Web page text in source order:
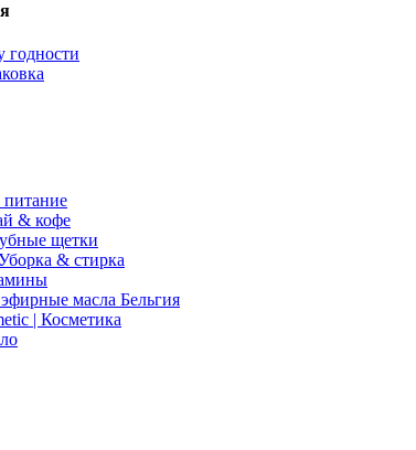
годности
питание
& кофе
щетки
& стирка
масла Бельгия
| Косметика